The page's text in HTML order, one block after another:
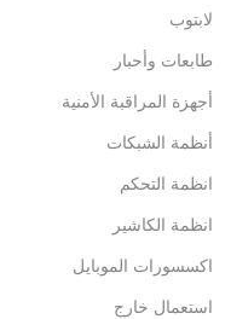
لابتوب
طابعات وأحبار
أجهزة المراقبة الأمنية
أنظمة الشبكات
انظمة التحكم
انظمة الكاشير
اكسسورات الموبايل
استعمال خارج